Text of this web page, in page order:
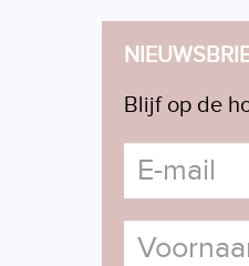
Blijf op de